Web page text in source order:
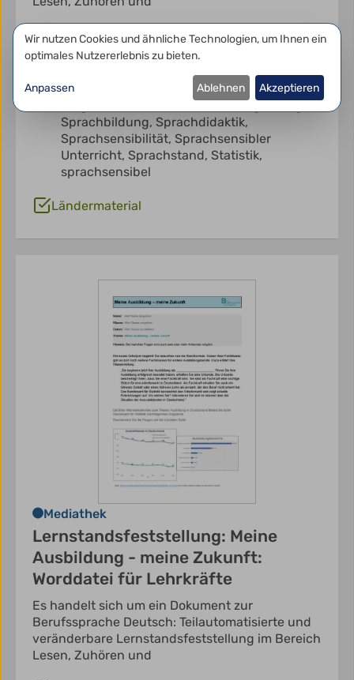
Sonstiges
Staatsinstitut für Schulqualität und
Berufsdeutsch,
Berufswahl,DaF, DaZ,
Lernstand,Sprachbegleitung,
Sprachbildung, Sprachdidaktik,
Sprachsensibilität, Sprachsensibler
Unterricht, Sprachstand, Statistik,
sprachsensibel
Ländermaterial
Mediathek
Lernstandsfeststellung: Meine
Ausbildung - meine Zukunft:
Worddatei für Lehrkräfte
Es handelt sich um ein Dokument zur
Berufssprache Deutsch: Teilautomatisierte und
veränderbare Lernstandsfeststellung im Bereich
Lesen, Zuhören und
Datenschutzeinstellungen
Wir nutzen Cookies und ähnliche Technologien, um Ihnen ein
optimales Nutzererlebnis zu bieten.
Anpassen Ablehnen Akzeptieren